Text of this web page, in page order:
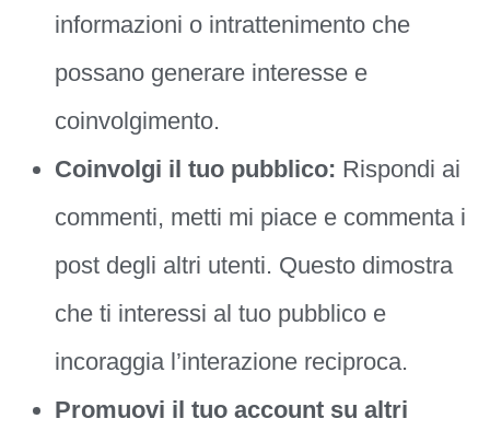
informazioni o intrattenimento che
possano generare interesse e
coinvolgimento.
Coinvolgi il tuo pubblico: Rispondi ai
commenti, metti mi piace e commenta i
post degli altri utenti. Questo dimostra
che ti interessi al tuo pubblico e
incoraggia l’interazione reciproca.
Promuovi il tuo account su altri